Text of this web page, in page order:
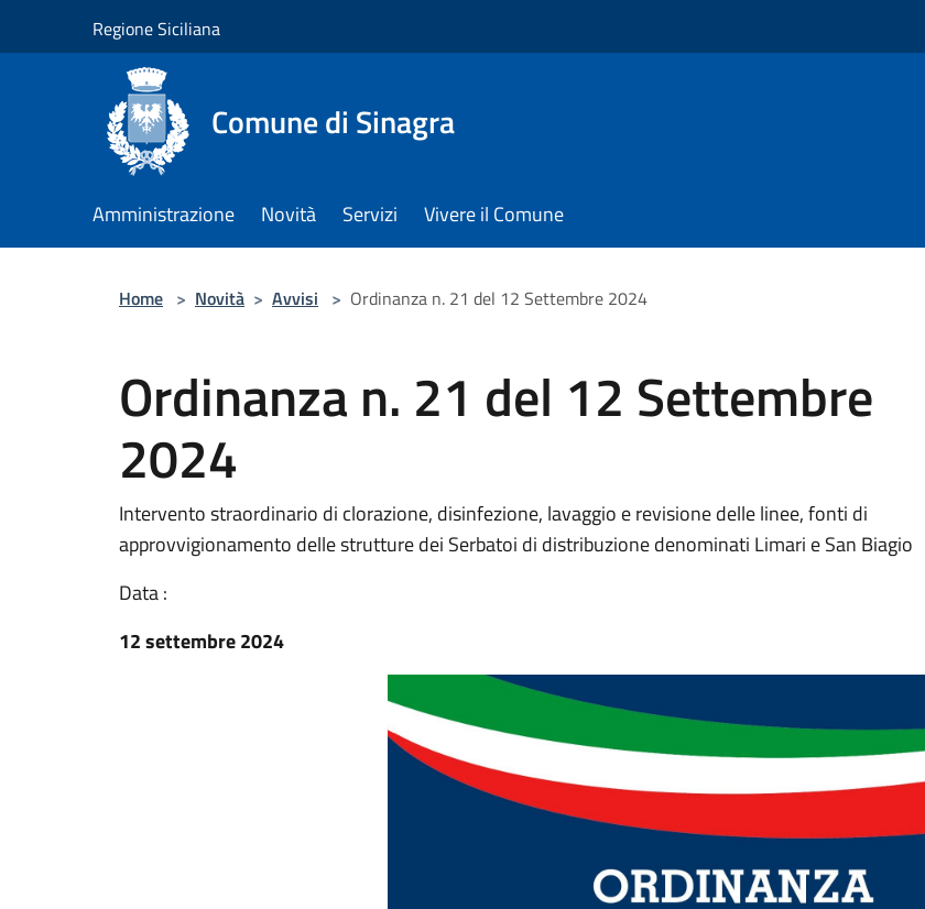
Regione Siciliana
Comune di Sinagra
Amministrazione Novità Servizi Vivere il Comune
Home > Novità > Avvisi > Ordinanza n. 21 del 12 Settembre 2024
Ordinanza n. 21 del 12 Settembre
2024
Intervento straordinario di clorazione, disinfezione, lavaggio e revisione delle linee, fonti di
approvvigionamento delle strutture dei Serbatoi di distribuzione denominati Limari e San Biagio
Data :
12 settembre 2024